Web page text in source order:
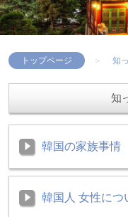
トップページ 知
知
韓国の家族事情
韓国人 女性につ